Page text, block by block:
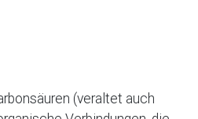
(veraltet auch